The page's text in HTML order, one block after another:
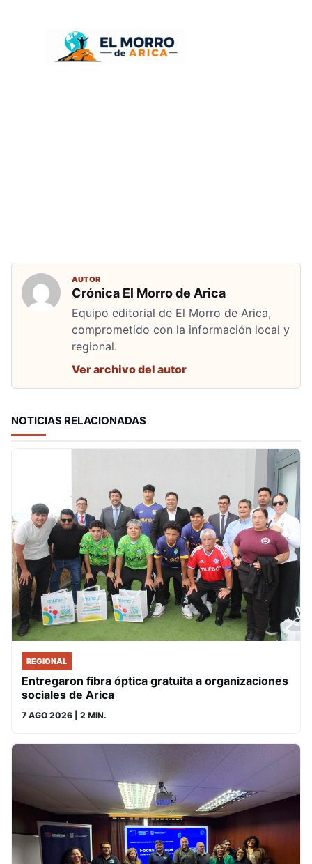
AUTOR
Crónica El Morro de Arica
Equipo editorial de El Morro de Arica,
comprometido con la información local y
regional.
Ver archivo del autor
NOTICIAS RELACIONADAS
REGIONAL
Entregaron fibra óptica gratuita a organizaciones
sociales de Arica
7 AGO 2026 | 2 MIN.